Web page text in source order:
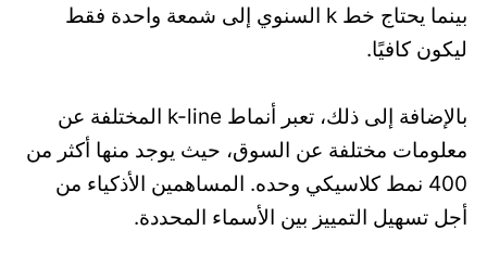
بينما يحتاج خط k السنوي إلى شمعة واحدة فقط
ليكون كافيًا.
بالإضافة إلى ذلك، تعبر أنماط k-line المختلفة عن
معلومات مختلفة عن السوق، حيث يوجد منها أكثر من
400 نمط كلاسيكي وحده. المساهمين الأذكياء من
أجل تسهيل التمييز بين الأسماء المحددة.